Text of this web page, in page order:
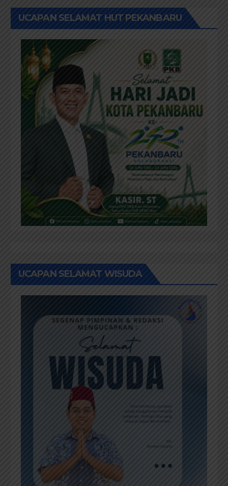
UCAPAN SELAMAT HUT PEKANBARU
UCAPAN SELAMAT WISUDA